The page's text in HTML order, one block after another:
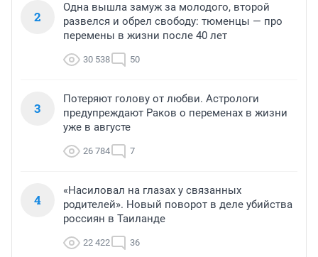
2
Одна вышла замуж за молодого, второй
развелся и обрел свободу: тюменцы — про
перемены в жизни после 40 лет
30 538 50
3
Потеряют голову от любви. Астрологи
предупреждают Раков о переменах в жизни
уже в августе
26 784 7
4
«Насиловал на глазах у связанных
родителей». Новый поворот в деле убийства
россиян в Таиланде
22 422 36